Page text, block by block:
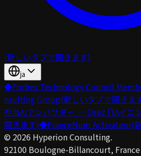
(新しいタブで開きます)
ja
◆Forbes Technology Council
nsulting Group(新しいタブで開きま
担当AIアンバサダー — Osez l’IAイニ
開きます)◆FranceNum Activateur(
© 2026 Hyperion Consulting.
92100 Boulogne-Billancourt, France